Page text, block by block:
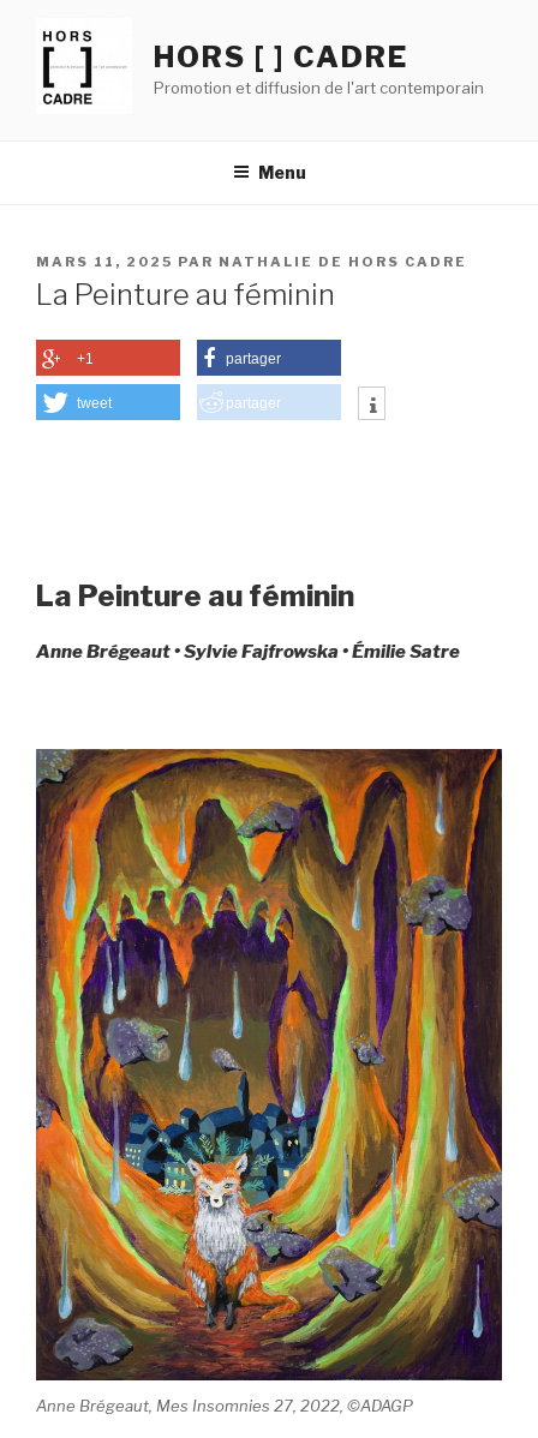
contenu
principal
HORS [ ] CADRE
Promotion et diffusion de l'art contemporain
Menu
PUBLIÉ
LE
MARS 11, 2025 PAR NATHALIE DE HORS CADRE
La Peinture au féminin
+1 partager
tweet partager
La Peinture au féminin
Anne Brégeaut • Sylvie Fajfrowska • Émilie Satre
Anne Brégeaut, Mes Insomnies 27, 2022, ©ADAGP